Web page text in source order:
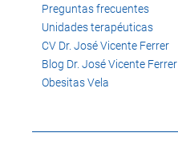
Preguntas frecuentes
Unidades terapéuticas
CV Dr. José Vicente Ferrer
Blog Dr. José Vicente Ferrer
Obesitas Vela